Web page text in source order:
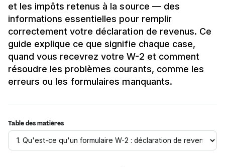
et les impôts retenus à la source — des
informations essentielles pour remplir
correctement votre déclaration de revenus. Ce
guide explique ce que signifie chaque case,
quand vous recevrez votre W-2 et comment
résoudre les problèmes courants, comme les
erreurs ou les formulaires manquants.
Table des matières